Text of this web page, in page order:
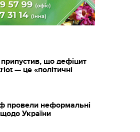
що дефіцит
— це «політичні
провели неформальні
України